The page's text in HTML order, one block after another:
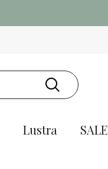
Lustra SALE